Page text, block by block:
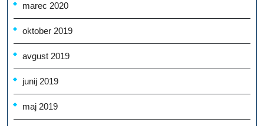
marec 2020
oktober 2019
avgust 2019
junij 2019
maj 2019